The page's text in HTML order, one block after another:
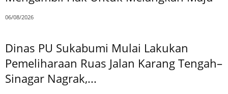
06/08/2026
Dinas PU Sukabumi Mulai Lakukan
Pemeliharaan Ruas Jalan Karang Tengah–
Sinagar Nagrak,...